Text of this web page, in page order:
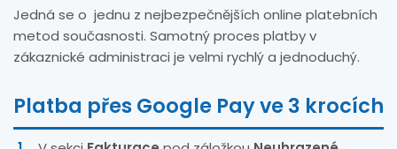
Jedná se o jednu z nejbezpečnějších online platebních
metod současnosti. Samotný proces platby v
zákaznické administraci je velmi rychlý a jednoduchý.
Platba přes Google Pay ve 3 krocích